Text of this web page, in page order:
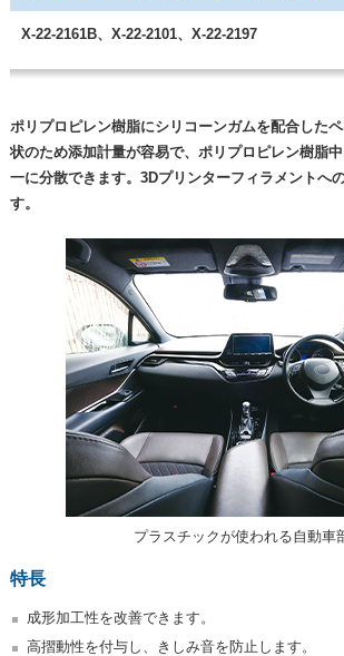
X-22-2161B、X-22-2101、X-22-2197
ポリプロピレン樹脂にシリコーンガムを配合した
状のため添加計量が容易で、ポリプロピレン樹脂
一に分散できます。3Dプリンターフィラメントへ
す。
プラスチックが使われる自動車
特長
成形加工性を改善できます。
高摺動性を付与し、きしみ音を防止します。